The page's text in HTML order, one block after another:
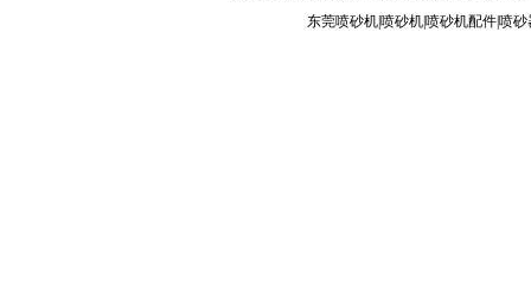
东莞喷砂机喷砂机喷砂机配件喷砂